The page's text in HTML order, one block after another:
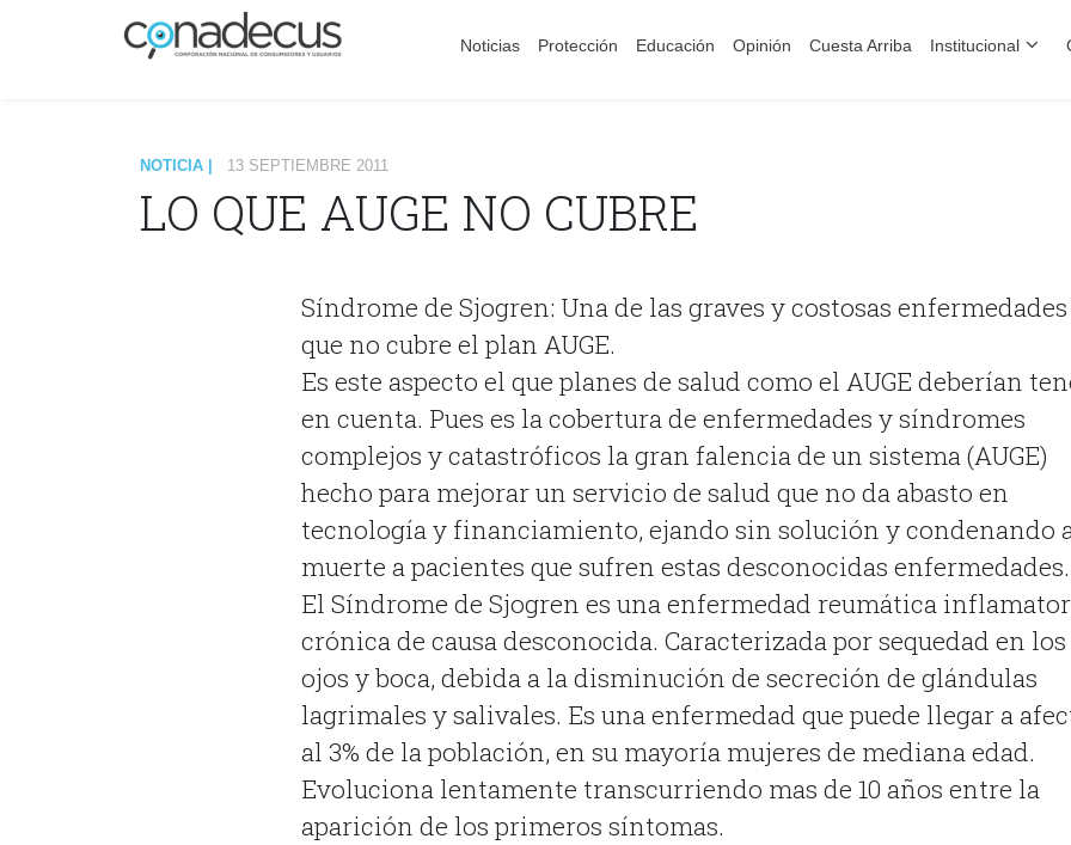
Noticias Protección Educación Opinión Cuesta Arriba Institucional
NOTICIA | 13 SEPTIEMBRE 2011
LO QUE AUGE NO CUBRE
Síndrome de Sjogren: Una de las graves y costosas enfermedades
que no cubre el plan AUGE.
Es este aspecto el que planes de salud como el AUGE deberían
en cuenta. Pues es la cobertura de enfermedades y síndromes
complejos y catastróficos la gran falencia de un sistema (AUGE)
hecho para mejorar un servicio de salud que no da abasto en
tecnología y financiamiento, ejando sin solución y condenando
muerte a pacientes que sufren estas desconocidas enfermedades.
El Síndrome de Sjogren es una enfermedad reumática
crónica de causa desconocida. Caracterizada por sequedad en los
ojos y boca, debida a la disminución de secreción de glándulas
lagrimales y salivales. Es una enfermedad que puede llegar a
al 3% de la población, en su mayoría mujeres de mediana edad.
Evoluciona lentamente transcurriendo mas de 10 años entre la
aparición de los primeros síntomas.